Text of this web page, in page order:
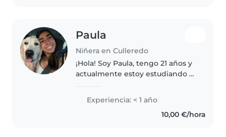
Paula
Niñera en Culleredo
¡Hola! Soy Paula, tengo 21 años y
actualmente estoy estudiando el
académica en la cual exploré
varios ámbitos y mía prácticas
Experiencia: < 1 año
10,00 €/hora